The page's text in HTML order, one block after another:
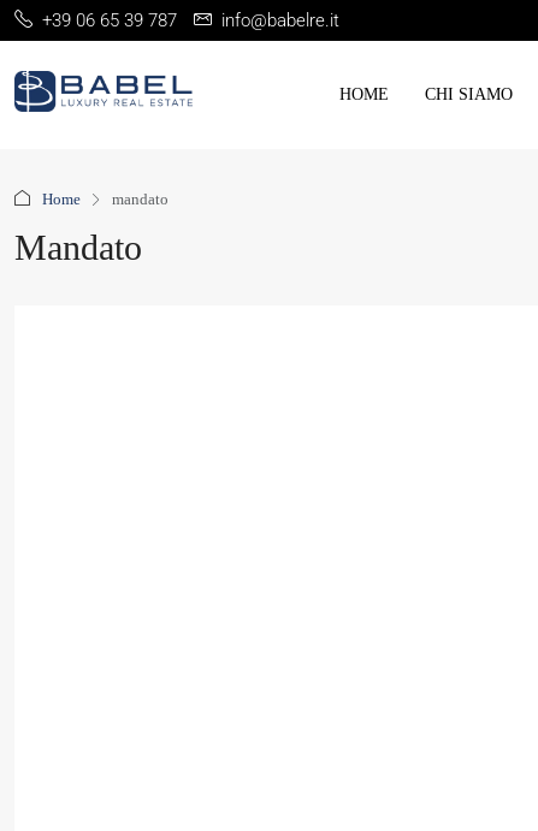
+39 06 65 39 787 info@babelre.it
HOME CHI SIAMO
Home mandato
Mandato